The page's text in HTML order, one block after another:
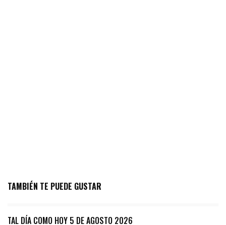
TAMBIÉN TE PUEDE GUSTAR
TAL DÍA COMO HOY 5 DE AGOSTO 2026